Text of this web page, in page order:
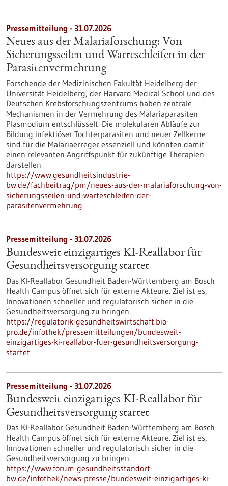
Pressemitteilung - 31.07.2026
Neues aus der Malariaforschung: Von
Sicherungsseilen und Warteschleifen in der
Parasitenvermehrung
Forschende der Medizinischen Fakultät Heidelberg der
Universität Heidelberg, der Harvard Medical School und des
Deutschen Krebsforschungszentrums haben zentrale
Mechanismen in der Vermehrung des Malariaparasiten
Plasmodium entschlüsselt. Die molekularen Abläufe zur
Bildung infektiöser Tochterparasiten und neuer Zellkerne
sind für die Malariaerreger essenziell und könnten damit
einen relevanten Angriffspunkt für zukünftige Therapien
darstellen.
https://www.gesundheitsindustrie-
bw.de/fachbeitrag/pm/neues-aus-der-malariaforschung-von-
sicherungsseilen-und-warteschleifen-der-
parasitenvermehrung
Pressemitteilung - 31.07.2026
Bundesweit einzigartiges KI-Reallabor für
Gesundheits­versorgung startet
Das KI-Reallabor Gesundheit Baden-Württemberg am Bosch
Health Campus öffnet sich für externe Akteure. Ziel ist es,
Innovationen schneller und regulatorisch sicher in die
Gesundheitsversorgung zu bringen.
https://regulatorik-gesundheitswirtschaft.bio-
pro.de/infothek/pressemitteilungen/bundesweit-
einzigartiges-ki-reallabor-fuer-gesundheitsversorgung-
startet
Pressemitteilung - 31.07.2026
Bundesweit einzigartiges KI-Reallabor für
Gesundheits­versorgung startet
Das KI-Reallabor Gesundheit Baden-Württemberg am Bosch
Health Campus öffnet sich für externe Akteure. Ziel ist es,
Innovationen schneller und regulatorisch sicher in die
Gesundheitsversorgung zu bringen.
https://www.forum-gesundheitsstandort-
bw.de/infothek/news-presse/bundesweit-einzigartiges-ki-